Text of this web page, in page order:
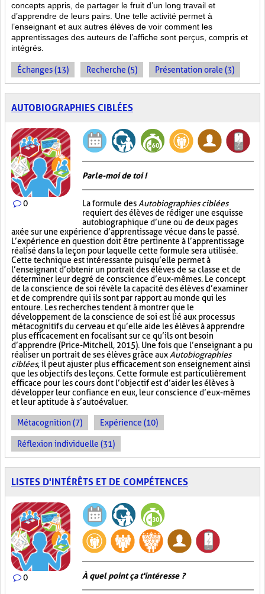
concepts appris, de partager le fruit d’un long travail et
d’apprendre de leurs pairs. Une telle activité permet à
l’enseignant et aux autres élèves de voir comment les
apprentissages des auteurs de l’affiche sont perçus, compris et
intégrés.
Échanges (13) Recherche (5) Présentation orale (3)
AUTOBIOGRAPHIES CIBLÉES
0
Parle-moi de toi !
La formule des Autobiographies ciblées
requiert des élèves de rédiger une esquisse
autobiographique d’une ou de deux pages
axée sur une expérience d’apprentissage vécue dans le passé.
L’expérience en question doit être pertinente à l’apprentissage
réalisé dans la leçon pour laquelle cette formule sera utilisée.
Cette technique est intéressante puisqu’elle permet à
l’enseignant d’obtenir un portrait des élèves de sa classe et de
déterminer leur degré de conscience d’eux-mêmes. Le concept
de la conscience de soi révèle la capacité des élèves d’examiner
et de comprendre qui ils sont par rapport au monde qui les
entoure. Les recherches tendent à montrer que le
développement de la conscience de soi est lié aux processus
métacognitifs du cerveau et qu’elle aide les élèves à apprendre
plus efficacement en focalisant sur ce qu’ils ont besoin
d’apprendre (Price-Mitchell, 2015). Une fois que l’enseignant a pu
réaliser un portrait de ses élèves grâce aux Autobiographies
ciblées, il peut ajuster plus efficacement son enseignement ainsi
que les objectifs des leçons. Cette formule est particulièrement
efficace pour les cours dont l’objectif est d’aider les élèves à
développer leur confiance en eux, leur conscience d’eux-mêmes
et leur aptitude à s’autoévaluer.
Métacognition (7) Expérience (10)
Réflexion individuelle (31)
LISTES D'INTÉRÊTS ET DE COMPÉTENCES
0 À quel point ça t'intéresse ?